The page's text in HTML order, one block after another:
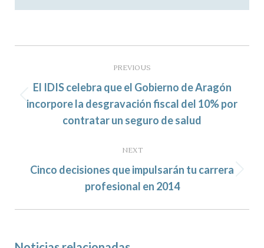
PREVIOUS
Previous
post:
El IDIS celebra que el Gobierno de Aragón
incorpore la desgravación fiscal del 10% por
contratar un seguro de salud
NEXT
Next
post:
Cinco decisiones que impulsarán tu carrera
profesional en 2014